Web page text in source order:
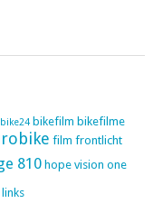
bike24 bikefilm bikefilme
film frontlicht
810 hope vision one
links